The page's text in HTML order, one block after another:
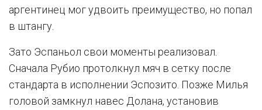
аргентинец мог удвоить преимущество, но попал
в штангу.
Зато Эспаньол свои моменты реализовал.
Сначала Рубио протолкнул мяч в сетку после
стандарта в исполнении Эспозито. Позже Милья
головой замкнул навес Долана, установив